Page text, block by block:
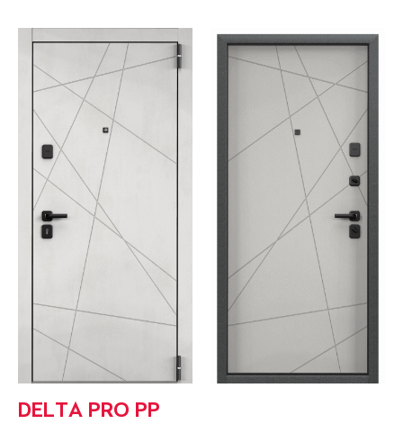
DELTA PRO PP